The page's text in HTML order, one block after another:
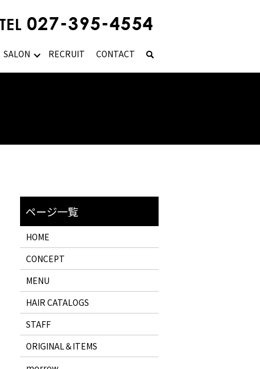
SALON RECRUIT CONTACT
HOME
CONCEPT
MENU
HAIR CATALOGS
STAFF
ORIGINAL＆ITEMS